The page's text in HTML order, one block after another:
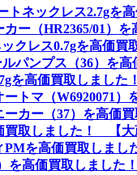
トネックレス2.7gを
ー（HR2365/01）
クレス0.7gを高価
パンプス（36）を
を高価買取しました
トマ（W6920071
カー（37）を高価
買取しました！ 【大
PMを高価買取しまし
を高価買取しました